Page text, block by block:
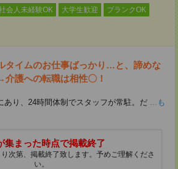
会人未経験OK 大学生歓迎 ブランクOK
タイムのお仕事ばっかり…と、諦めな
護への転職は相性〇！
り、24時間体制でスタッフが常駐。だ ...も
集まった時点で掲載終了
次第、掲載終了致します。予めご理解くださ
い。